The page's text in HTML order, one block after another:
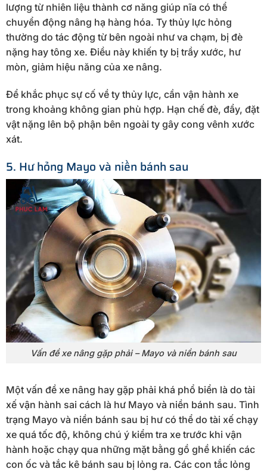
lượng từ nhiên liệu thành cơ năng giúp nĩa có thể
chuyển động nâng hạ hàng hóa. Ty thủy lực hỏng
thường do tác động từ bên ngoài như va chạm, bị đè
nặng hay tông xe. Điều này khiến ty bị trầy xước, hư
mòn, giảm hiệu năng của xe nâng.
Để khắc phục sự cố về ty thủy lực, cần vận hành xe
trong khoảng không gian phù hợp. Hạn chế đè, đẩy, đặt
vật nặng lên bộ phận bên ngoài ty gây cong vênh xước
xát.
5. Hư hỏng Mayo và niền bánh sau
Vấn đề xe nâng gặp phải – Mayo và niền bánh sau
Một vấn đề xe nâng hay gặp phải khá phổ biển là do tài
xế vận hành sai cách là hư Mayo và niền bánh sau. Tình
trạng Mayo và niền bánh sau bị hư có thể do tài xế chạy
xe quá tốc độ, không chú ý kiểm tra xe trước khi vận
hành hoặc chạy qua những mặt bằng gồ ghề khiến các
con ốc và tắc kê bánh sau bị lỏng ra. Các con tắc lỏng